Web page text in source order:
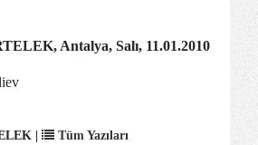
Antalya, Salı, 11.01.2010
| Tüm Yazıları